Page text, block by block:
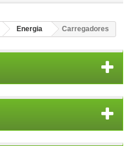
Energia Carregadores